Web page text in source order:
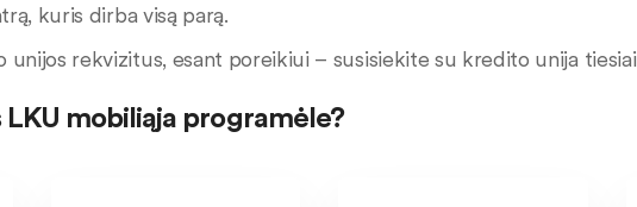
kuris dirba visą parą.
rekvizitus, esant poreikiui – susisiekite su kredito unija
mobiliąja programėle?